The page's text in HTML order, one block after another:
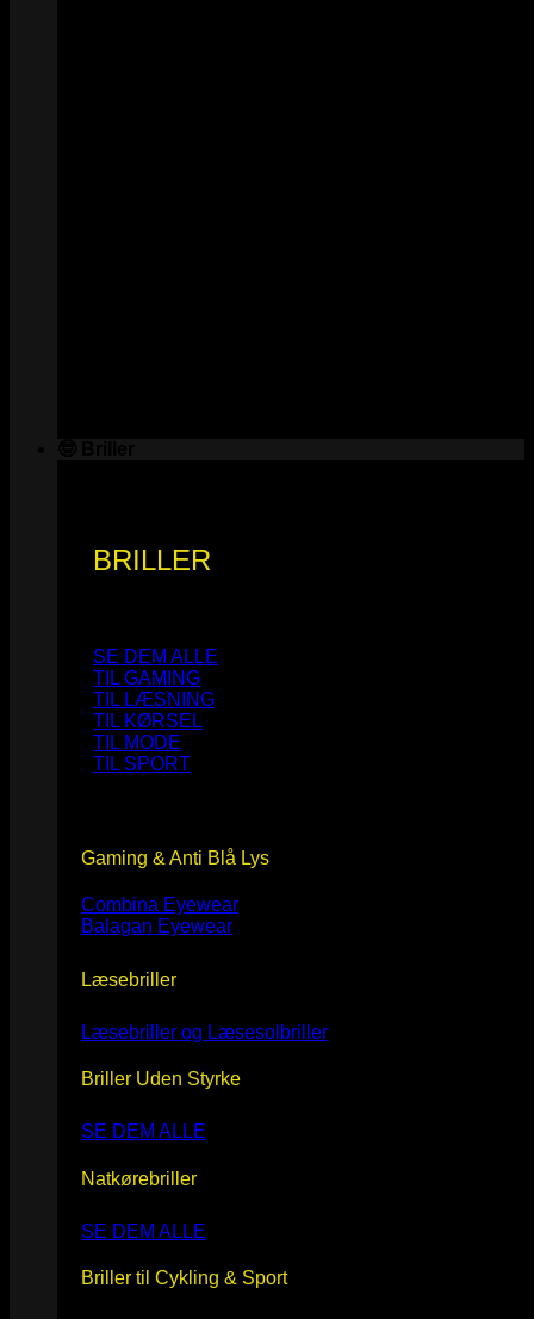
BRILLER
SE DEM ALLE
TIL GAMING
TIL LÆSNING
TIL KØRSEL
TIL MODE
TIL SPORT
Gaming & Anti Blå Lys
Combina Eyewear
Balagan Eyewear
Læsebriller
Læsebriller og Læsesolbriller
Briller Uden Styrke
SE DEM ALLE
Natkørebriller
SE DEM ALLE
Briller til Cykling & Sport